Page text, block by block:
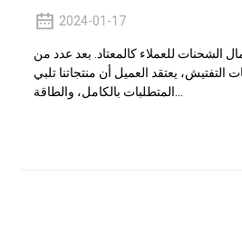
2024-01-17
الشحنات للعملاء كالمعتاد. بعد عدد من
التفتيش، يعتقد العميل أن منتجاتنا تلبي